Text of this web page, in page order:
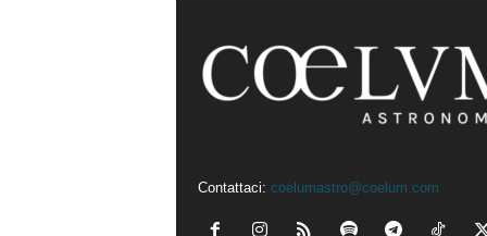
Contattaci: coelumastro@coelum.com